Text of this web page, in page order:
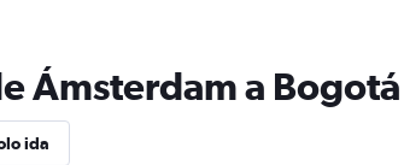
Ámsterdam a Bogotá
ida